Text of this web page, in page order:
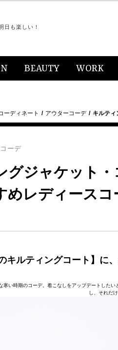
日も楽しい！
BEAUTY WORK
ーディネート アウターコーデ キルテ
ーデ
グジャケット
めレディースコ
キルティングコート】に
寒い時期のコーデ。着こなしをアップデートした
し、それだ